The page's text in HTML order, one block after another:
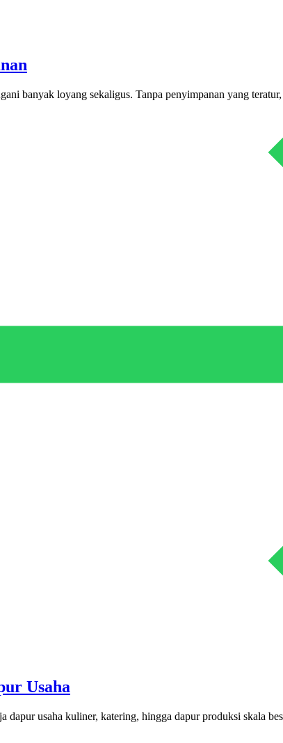
banyak loyang sekaligus. Tanpa penyimpanan yang
Usaha
dapur usaha kuliner, katering, hingga dapur produksi skala